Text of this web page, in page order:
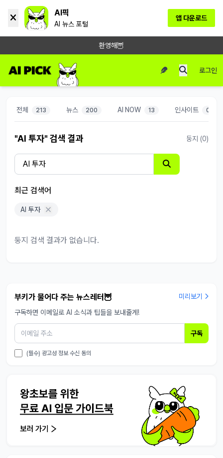
AI픽
AI 뉴스 포털
앱 다운로드
환영해🦉
로그인
전체 213 뉴스 200 AI NOW 13 인사이트 0
"AI 투자" 검색 결과 둥지 (0)
최근 검색어
AI 투자
둥지 검색 결과가 없습니다.
부키가 물어다 주는 뉴스레터🦉
미리보기
구독하면 이메일로 AI 소식과 팁들을 보내줄게!
구독
(필수) 광고성 정보 수신 동의